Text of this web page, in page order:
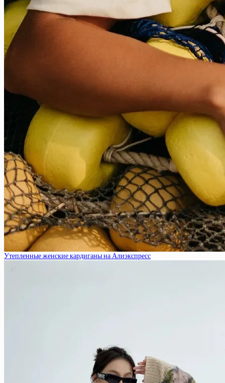
Утепленные женские кардиганы на Алиэкспресс